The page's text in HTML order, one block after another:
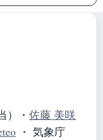
・ 佐藤 美咲
・ 気象庁